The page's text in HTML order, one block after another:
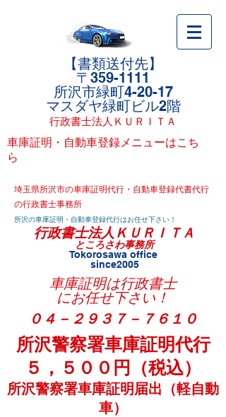
【書類送付先】
〒359-1111
所沢市緑町4-20-17
マスダヤ緑町ビル2階
行政書士法人ＫＵＲＩＴＡ
​車庫証明・自動車登録メニューはこち
ら
埼玉県所沢市の車庫証明代行・自動車登録代書代行
の行政書士事務所
所沢の車庫証明・自動車登録代行はお任せ下さい！
行政書士法人ＫＵＲＩＴＡ
ところさわ事務所
Tokorosawa office
since2005
車庫証明は行政書士
にお任せ下さい！
０４－２９３７－７６１０
所沢警察署車庫証明代行
５，５００円（税込）
所沢警察署車庫証明届出（軽自動
車）